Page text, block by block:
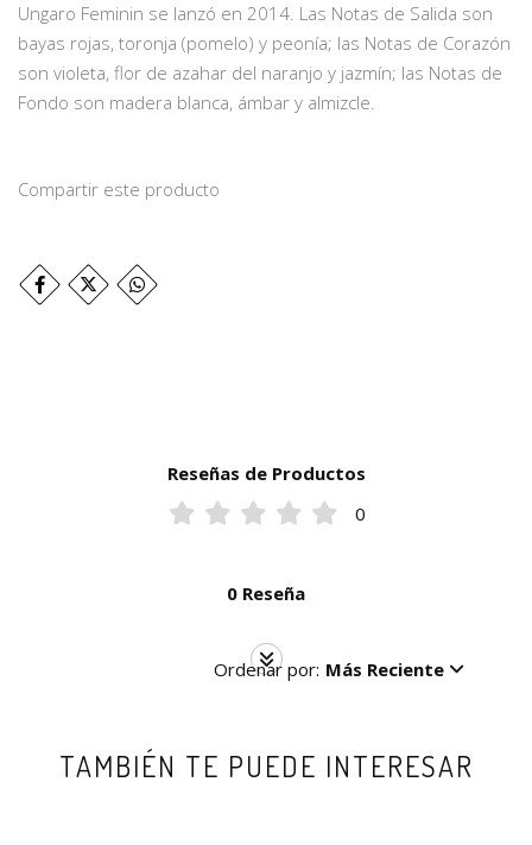
Ungaro Feminin se lanzó en 2014. Las Notas de Salida son
bayas rojas, toronja (pomelo) y peonía; las Notas de Corazón
son violeta, flor de azahar del naranjo y jazmín; las Notas de
Fondo son madera blanca, ámbar y almizcle.
Compartir este producto
Reseñas de Productos
0
0 Reseña
Ordenar por: Más Reciente
TAMBIÉN TE PUEDE INTERESAR